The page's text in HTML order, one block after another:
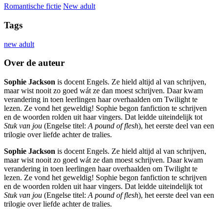
Romantische fictie New adult
Tags
new adult
Over de auteur
Sophie Jackson is docent Engels. Ze hield altijd al van schrijven,
maar wist nooit zo goed wát ze dan moest schrijven. Daar kwam
verandering in toen leerlingen haar overhaalden om Twilight te
lezen. Ze vond het geweldig! Sophie begon fanfiction te schrijven
en de woorden rolden uit haar vingers. Dat leidde uiteindelijk tot
Stuk van jou (Engelse titel: A pound of flesh), het eerste deel van een
trilogie over liefde achter de tralies.
Sophie Jackson is docent Engels. Ze hield altijd al van schrijven,
maar wist nooit zo goed wát ze dan moest schrijven. Daar kwam
verandering in toen leerlingen haar overhaalden om Twilight te
lezen. Ze vond het geweldig! Sophie begon fanfiction te schrijven
en de woorden rolden uit haar vingers. Dat leidde uiteindelijk tot
Stuk van jou (Engelse titel: A pound of flesh), het eerste deel van een
trilogie over liefde achter de tralies.